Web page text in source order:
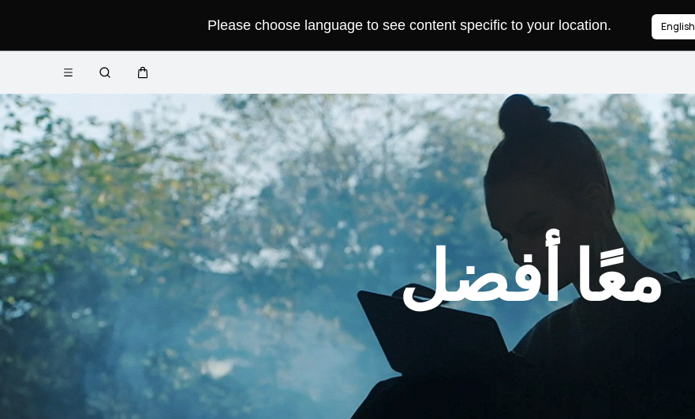
Please choose language to see content specific to your location. English
عربة البحث
فتح
القائمةClose
معًا أفضل